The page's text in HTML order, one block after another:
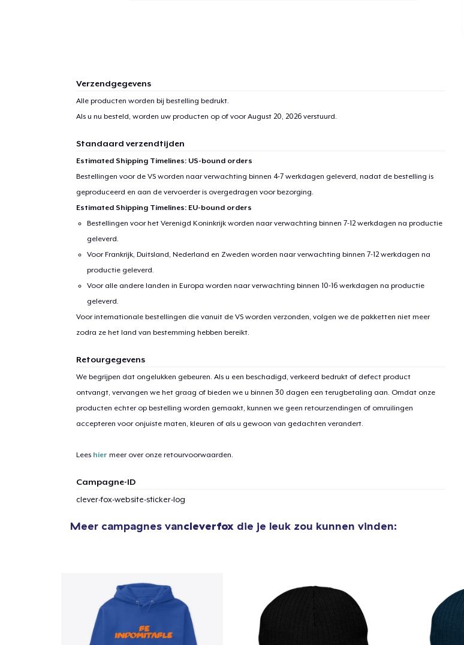
Verzendgegevens
Alle producten worden bij bestelling bedrukt.
Als u nu besteld, worden uw producten op of voorAugust 20, 2026verstuurd.
Standaard verzendtijden
Estimated Shipping Timelines: US-bound orders
Bestellingen voor de VS worden naar verwachting binnen 4-7 werkdagen geleverd, nadat de bestelling is
geproduceerd en aan de vervoerder is overgedragen voor bezorging.
Estimated Shipping Timelines: EU-bound orders
Bestellingen voor het Verenigd Koninkrijk worden naar verwachting binnen 7-12 werkdagen na productie
geleverd.
Voor Frankrijk, Duitsland, Nederland en Zweden worden naar verwachting binnen 7-12 werkdagen na
productie geleverd.
Voor alle andere landen in Europa worden naar verwachting binnen 10-16 werkdagen na productie
geleverd.
Voor internationale bestellingen die vanuit de VS worden verzonden, volgen we de pakketten niet meer
zodra ze het land van bestemming hebben bereikt.
Retourgegevens
We begrijpen dat ongelukken gebeuren. Als u een beschadigd, verkeerd bedrukt of defect product
ontvangt, vervangen we het graag of bieden we u binnen 30 dagen een terugbetaling aan. Omdat onze
producten echter op bestelling worden gemaakt, kunnen we geen retourzendingen of omruilingen
accepteren voor onjuiste maten, kleuren of als u gewoon van gedachten verandert.
Lees hier meer over onze retourvoorwaarden.
Campagne-ID
clever-fox-website-sticker-log
Meer campagnes vancleverfox die je leuk zou kunnen vinden: